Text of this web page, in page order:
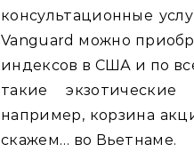
консультационные
Vanguard можно
индексов в США и по
такие
например, корзина
скажем… во Вьетнаме.